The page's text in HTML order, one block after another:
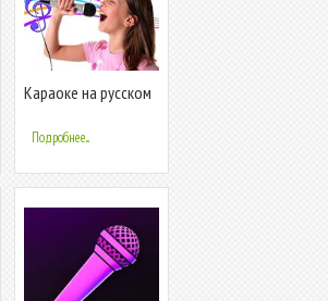
Караоке на русском
Бесплатно!
Подробнее...